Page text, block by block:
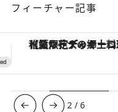
フィーチャー記事
3 /6